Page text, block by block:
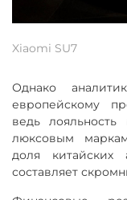
Xiaomi SU7
Однако
европейскому
ведь
люксовым
доля
составляет